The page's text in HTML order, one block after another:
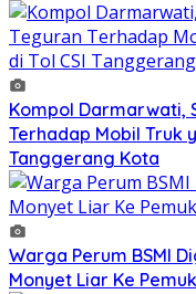
Kompol Darmarwati,
Terhadap Mobil Truk
Tanggerang Kota
Warga Perum BSMI
Monyet Liar Ke